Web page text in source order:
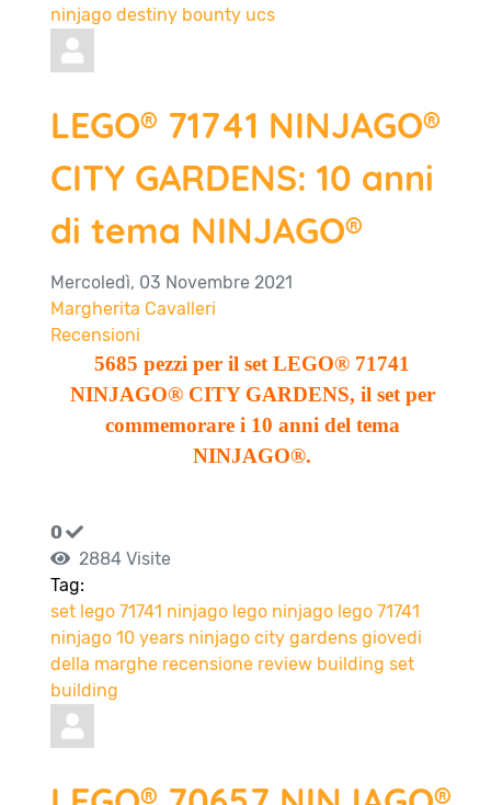
ninjago destiny bounty ucs
LEGO® 71741 NINJAGO®
CITY GARDENS: 10 anni
di tema NINJAGO®
Mercoledì, 03 Novembre 2021
Margherita Cavalleri
Recensioni
5685 pezzi per il set LEGO® 71741
NINJAGO® CITY GARDENS, il set per
commemorare i 10 anni del tema
NINJAGO®.
0
2884 Visite
Tag:
set lego 71741 ninjago lego ninjago lego 71741
ninjago 10 years ninjago city gardens giovedi
della marghe recensione review building set
building